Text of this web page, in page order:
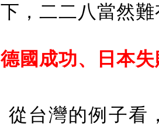
下，二二八當然
德國成功、日本
從台灣的例子看